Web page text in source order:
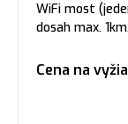
WiFi most
dosah max.
× 2 MIMO
Cena na